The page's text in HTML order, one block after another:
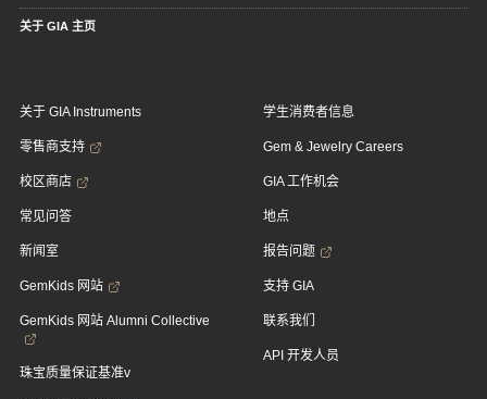
关于 GIA 主页
关于 GIA Instruments
零售商支持
校区商店
常见问答
新闻室
GemKids 网站
GemKids 网站 Alumni Collective
珠宝质量保证基准v
学生消费者信息
Gem & Jewelry Careers
GIA 工作机会
地点
报告问题
支持 GIA
联系我们
API 开发人员